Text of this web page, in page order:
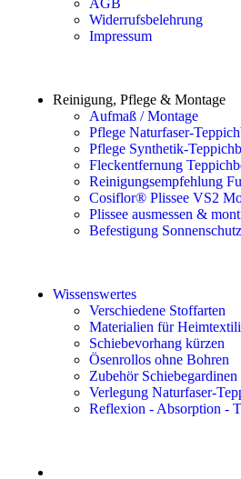
Widerrufsbelehrung
Impressum
Reinigung, Pflege & Montage
Aufmaß / Montage
Pflege Naturfaser-
Pflege Synthetik-
Fleckentfernung
Reinigungsempfehlung
Cosiflor® Plissee VS2
Plissee ausmessen &
Befestigung Sonnenschutz
Wissenswertes
Verschiedene Stoffarten
Materialien für
Schiebevorhang kürzen
Ösenrollos ohne Bohren
Zubehör Schiebegardinen
Verlegung Naturfaser-
Reflexion - Absorption -